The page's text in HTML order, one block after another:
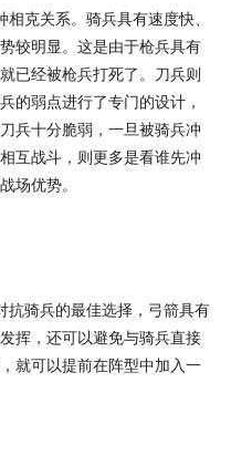
克关系。骑兵具有速度快、
较明显。这是由于枪兵具有
已经被枪兵打死了。刀兵则
的弱点进行了专门的设计，
兵十分脆弱，一旦被骑兵冲
互战斗，则更多是看谁先冲
场优势。
抗骑兵的最佳选择，弓箭具有
挥，还可以避免与骑兵直接
就可以提前在阵型中加入一